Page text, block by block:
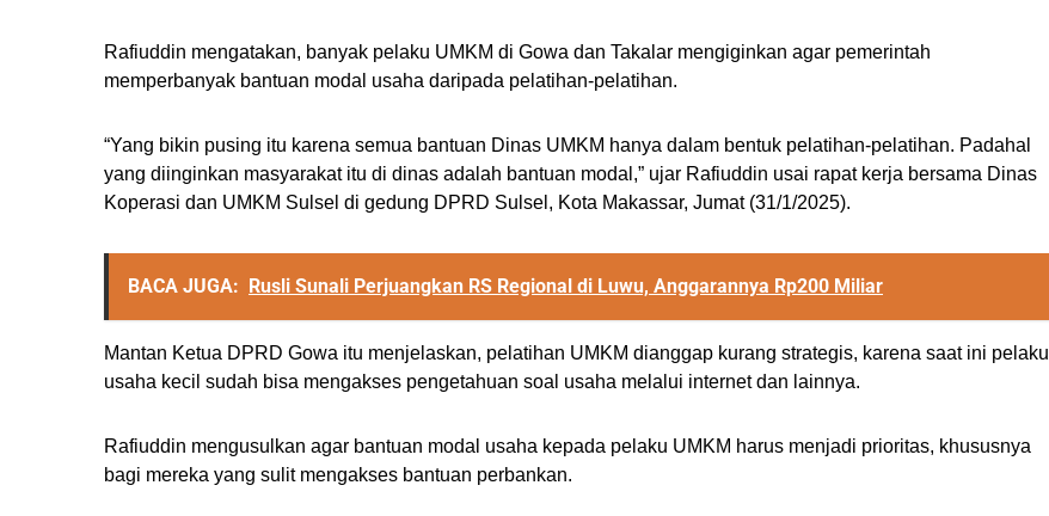
Rafiuddin mengatakan, banyak pelaku UMKM di Gowa dan Takalar mengiginkan agar pemerintah
memperbanyak bantuan modal usaha daripada pelatihan-pelatihan.
“Yang bikin pusing itu karena semua bantuan Dinas UMKM hanya dalam bentuk pelatihan-pelatihan. Padahal
yang diinginkan masyarakat itu di dinas adalah bantuan modal,” ujar Rafiuddin usai rapat kerja bersama Dinas
Koperasi dan UMKM Sulsel di gedung DPRD Sulsel, Kota Makassar, Jumat (31/1/2025).
BACA JUGA: Rusli Sunali Perjuangkan RS Regional di Luwu, Anggarannya Rp200 Miliar
Mantan Ketua DPRD Gowa itu menjelaskan, pelatihan UMKM dianggap kurang strategis, karena saat ini pelaku
usaha kecil sudah bisa mengakses pengetahuan soal usaha melalui internet dan lainnya.
Rafiuddin mengusulkan agar bantuan modal usaha kepada pelaku UMKM harus menjadi prioritas, khususnya
bagi mereka yang sulit mengakses bantuan perbankan.